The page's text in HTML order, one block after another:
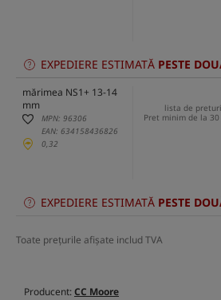
EXPEDIERE ESTIMATĂ PESTE
mărimea NS1+ 13-14
mm
MPN: 96306
EAN: 634158436826
0,32
lista de preturi
Pret minim de la
EXPEDIERE ESTIMATĂ PESTE
Toate prețurile afișate includ TVA
Producent:CC Moore